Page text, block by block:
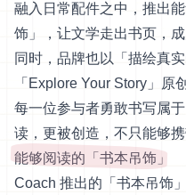
融入日常配件之中，推出
饰」，让文学走出书页，成
同时，品牌也以「描绘真
「Explore Your Story」
每一位参与者勇敢书写属
读，更被创造，不只能够
能够阅读的「书本吊饰」
Coach 推出的「书本吊饰